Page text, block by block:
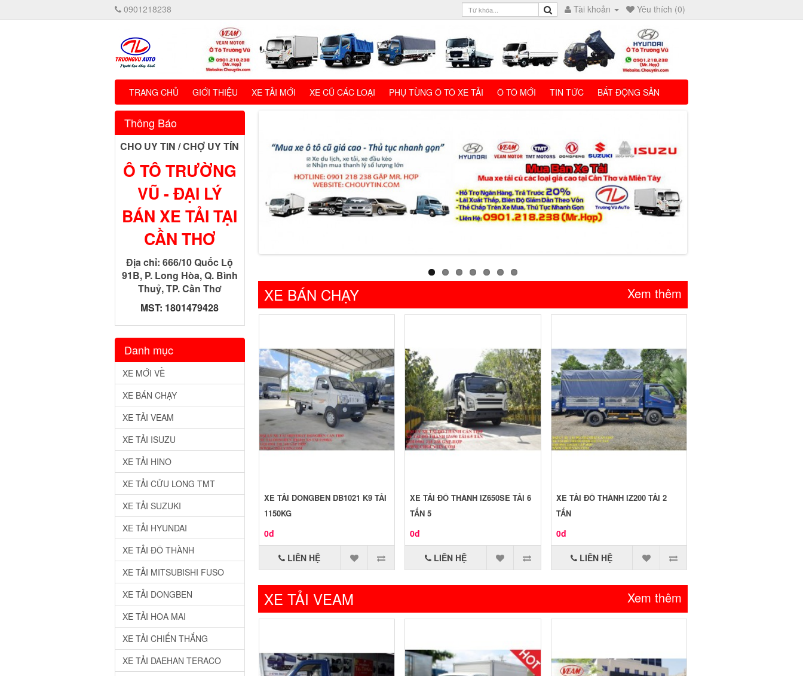
0901218238 Yêu thích (0)
Tài khoản
TRANG CHỦ GIỚI THIỆU XE TẢI MỚI XE CŨ CÁC LOẠI PHỤ TÙNG Ô TÔ XE TẢI Ô TÔ MỚI TIN TỨC BẤT ĐỘNG SẢN
Thông Báo
CHO UY TIN / CHỢ UY TÍN
Ô TÔ TRƯỜNG
VŨ - ĐẠI LÝ
BÁN XE TẢI TẠI
CẦN THƠ
Địa chỉ: 666/10 Quốc Lộ
91B, P. Long Hòa, Q. Bình
Thuỷ, TP. Cần Thơ
MST: 1801479428
Danh mục
XE MỚI VỀ
XE BÁN CHẠY
XE TẢI VEAM
XE TẢI ISUZU
XE TẢI HINO
XE TẢI CỬU LONG TMT
XE TẢI SUZUKI
XE TẢI HYUNDAI
XE TẢI ĐÔ THÀNH
XE TẢI MITSUBISHI FUSO
XE TẢI DONGBEN
XE TẢI HOA MAI
XE TẢI CHIẾN THẮNG
XE TẢI DAEHAN TERACO
XE BÁN CHẠY Xem thêm
XE TẢI DONGBEN DB1021 K9 TẢI
1150KG
0đ
LIÊN HỆ
XE TẢI ĐÔ THÀNH IZ650SE TẢI 6
TẤN 5
0đ
LIÊN HỆ
XE TẢI ĐÔ THÀNH IZ200 TẢI 2
TẤN
0đ
LIÊN HỆ
XE TẢI VEAM Xem thêm